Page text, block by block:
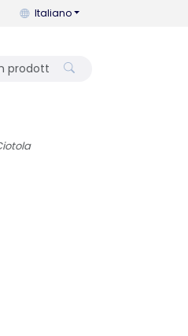
Puoi cambiare la lingua con
Italiano